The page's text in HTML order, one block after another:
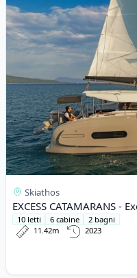
Skiathos
EXCESS CATAMARANS -
10 letti 6 cabine
2 bagni
11.42m
2023